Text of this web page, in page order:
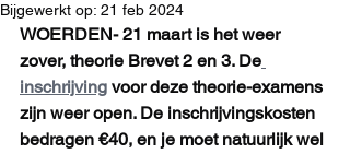
Bijgewerkt op: 21 feb 2024
WOERDEN- 21 maart is het weer
zover, theorie Brevet 2 en 3. De
inschrijving voor deze theorie-examens
zijn weer open. De inschrijvingskosten
bedragen €40, en je moet natuurlijk wel